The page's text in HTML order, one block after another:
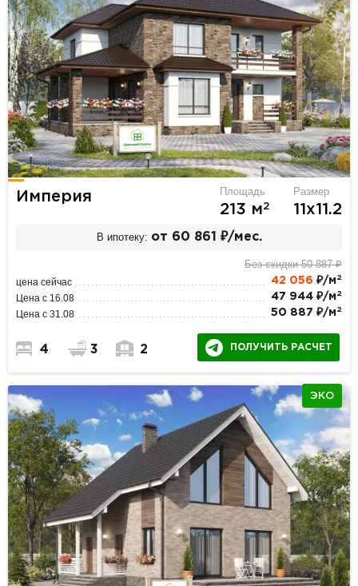
Империя Площадь
213 м2
Размер
11х11.2
В ипотеку: от 60 861 ₽/мес.
Без скидки 50 887 ₽
цена сейчас 42 056 ₽/м 2
Цена с 16.08 47 944 ₽/м 2
Цена с 31.08 50 887 ₽/м 2
4 3 2 ПОЛУЧИТЬ РАСЧЕТ
ЭКО